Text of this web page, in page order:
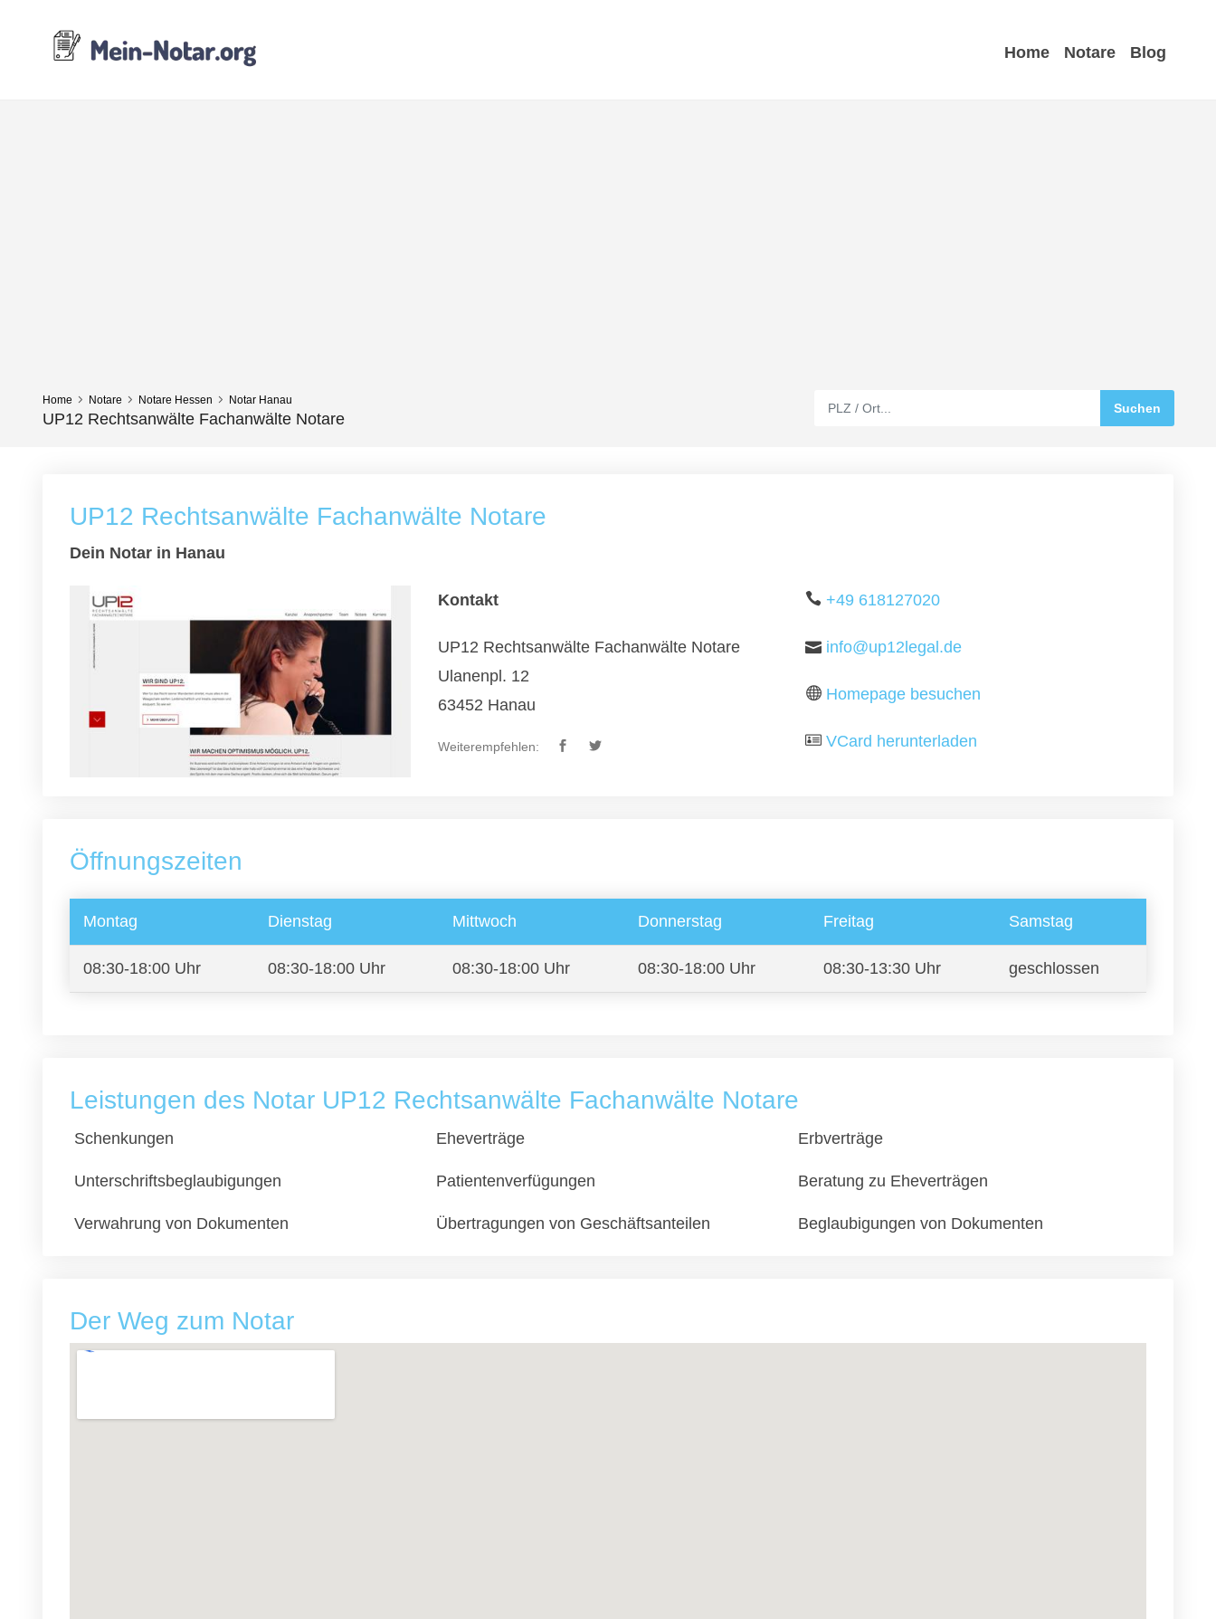
Home Notare Blog
Home Notare Notare Hessen Notar Hanau
UP12 Rechtsanwälte Fachanwälte Notare
UP12 Rechtsanwälte Fachanwälte Notare
Dein Notar in Hanau
Kontakt
UP12 Rechtsanwälte Fachanwälte Notare
Ulanenpl. 12
63452 Hanau
Weiterempfehlen:
+49 618127020
info@up12legal.de
Homepage besuchen
VCard herunterladen
Öffnungszeiten
Montag Dienstag Mittwoch Donnerstag Freitag Samstag
08:30-18:00 Uhr 08:30-18:00 Uhr 08:30-18:00 Uhr 08:30-18:00 Uhr 08:30-13:30 Uhr geschlossen
Leistungen des Notar UP12 Rechtsanwälte Fachanwälte Notare
Schenkungen Eheverträge Erbverträge
Unterschriftsbeglaubigungen Patientenverfügungen Beratung zu Eheverträgen
Verwahrung von Dokumenten Übertragungen von Geschäftsanteilen Beglaubigungen von Dokumenten
Der Weg zum Notar